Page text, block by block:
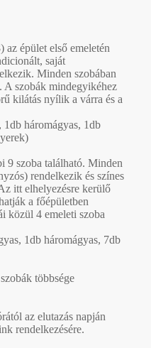
az épület első emeletén
saját
Minden szobában
A szobák mindegyikéhez
kilátás nyílik a várra és a
háromágyas, 1db
9 szoba található. Minden
rendelkezik és színes
itt elhelyezésre kerülő
a főépületben
közül 4 emeleti szoba
1db háromágyas, 7db
többsége
az elutazás napján
rendelkezésére.